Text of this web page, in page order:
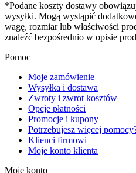
*Podane koszty dostawy
wysyłki. Mogą wystąpić
wagę, rozmiar lub właściwości
znaleźć bezpośrednio w opisie
Pomoc
Moje zamówienie
Wysyłka i dostawa
Zwroty i zwrot kosztów
Opcje płatności
Promocje i kupony
Potrzebujesz więcej
Klienci firmowi
Moje konto klienta
Moje konto